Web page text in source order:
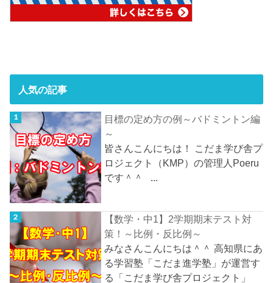
人気の記事
目標の定め方の例～バドミントン編
～
皆さんこんにちは！ こだま学び舎プ
ロジェクト（KMP）の管理人Poeru
です＾＾ ...
【数学・中1】2学期期末テスト対
策！～比例・反比例～
みなさんこんにちは＾＾ 高知県にあ
る学習塾「こだま進学塾」が運営す
る「こだま学び舎プロジェクト」